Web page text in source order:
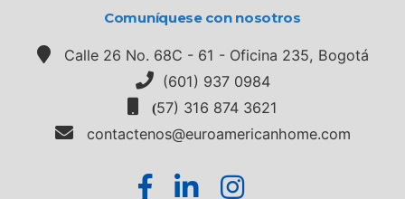
Comuníquese con nosotros
Calle 26 No. 68C - 61 - Oficina 235, Bogotá
(601) 937 0984
(57) 316 874 3621
contactenos@euroamericanhome.com